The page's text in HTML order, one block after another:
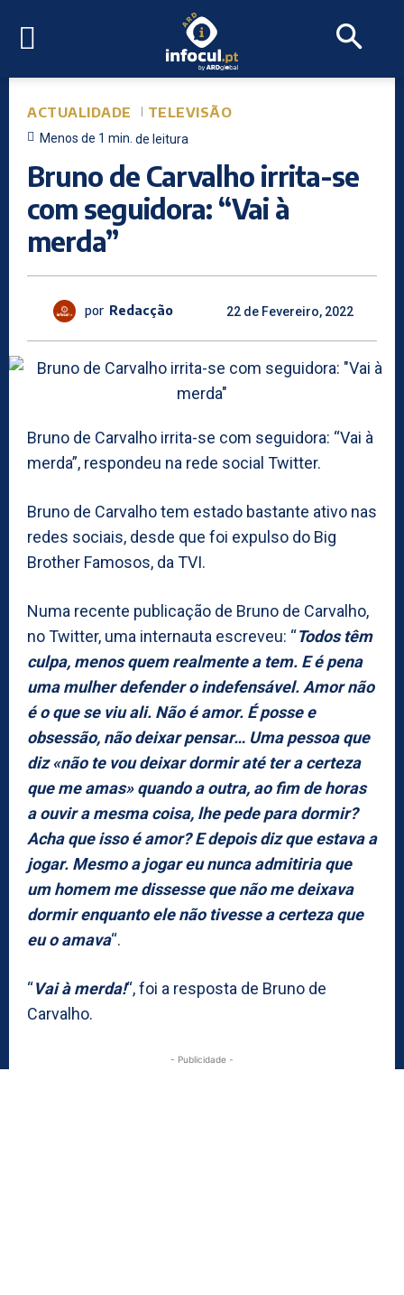
ACTUALIDADE TELEVISÃO
Menos de 1 min. de leitura
Bruno de Carvalho irrita-se
com seguidora: “Vai à
merda”
por Redacção 22 de Fevereiro, 2022
Bruno de Carvalho irrita-se com seguidora: “Vai à
merda”, respondeu na rede social Twitter.
Bruno de Carvalho tem estado bastante ativo nas
redes sociais, desde que foi expulso do Big
Brother Famosos, da TVI.
Numa recente publicação de Bruno de Carvalho,
no Twitter, uma internauta escreveu: “Todos têm
culpa, menos quem realmente a tem. E é pena
uma mulher defender o indefensável. Amor não
é o que se viu ali. Não é amor. É posse e
obsessão, não deixar pensar… Uma pessoa que
diz «não te vou deixar dormir até ter a certeza
que me amas» quando a outra, ao fim de horas
a ouvir a mesma coisa, lhe pede para dormir?
Acha que isso é amor? E depois diz que estava a
jogar. Mesmo a jogar eu nunca admitiria que
um homem me dissesse que não me deixava
dormir enquanto ele não tivesse a certeza que
eu o amava“.
“Vai à merda!“, foi a resposta de Bruno de
Carvalho.
- Publicidade -